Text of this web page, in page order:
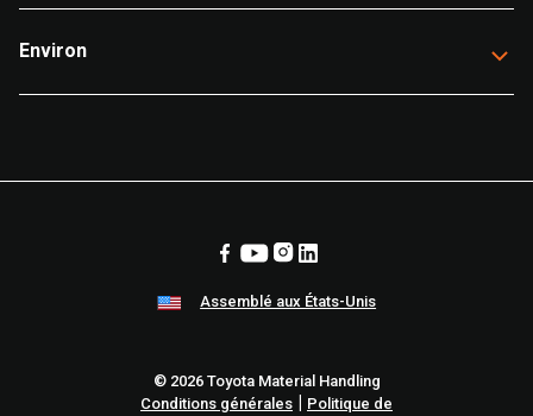
Environ
Assemblé aux États-Unis
© 2026 Toyota Material Handling
Conditions générales | Politique de